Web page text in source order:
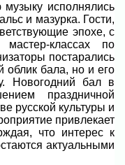
исполнялись
и мазурка. Гости,
эпохе, с
классах по
постарались
облик бала, но и его
Новогодний бал в
праздничной
русской культуры и
привлекает
что интерес к
актуальными